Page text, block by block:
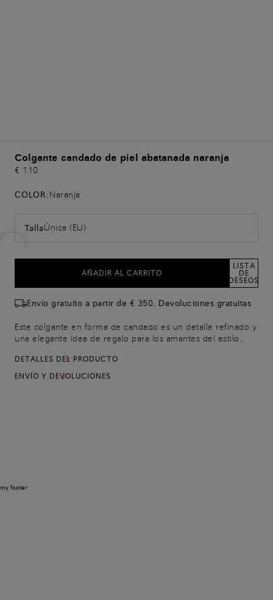
Colgante candado de piel abatanada naranja
€ 110
COLOR:Naranja
TallaÚnica (EU)
AÑADIR AL CARRITO
LISTA
DE
DESEOS
Envío gratuito a partir de € 350. Devoluciones gratuitas
Este colgante en forma de candado es un detalle refinado y
una elegante idea de regalo para los amantes del estilo
efecto táctil, puede utilizarse como llavero o para decorar
bolsos y otros complementos.
DETALLES DEL PRODUCTO
ENVÍO Y DEVOLUCIONES
my footer